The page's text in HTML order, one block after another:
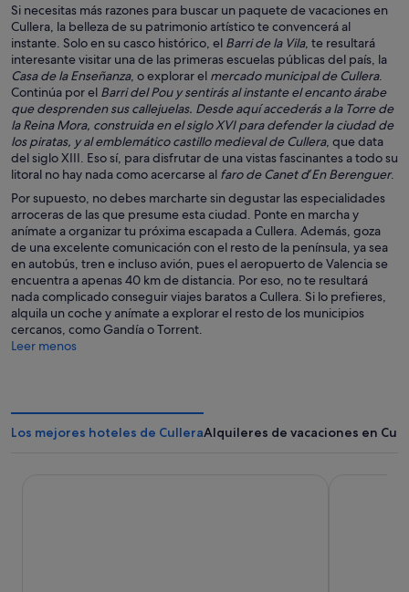
Si necesitas más razones para buscar un paquete de vacaciones en
Cullera, la belleza de su patrimonio artístico te convencerá al
instante. Solo en su casco histórico, el Barri de la Vila, te resultará
interesante visitar una de las primeras escuelas públicas del país, la
Casa de la Enseñanza, o explorar el mercado municipal de Cullera.
Continúa por el Barri del Pou y sentirás al instante el encanto árabe
que desprenden sus callejuelas. Desde aquí accederás a la Torre de
la Reina Mora, construida en el siglo XVI para defender la ciudad de
los piratas, y al emblemático castillo medieval de Cullera, que data
del siglo XIII. Eso sí, para disfrutar de una vistas fascinantes a todo su
litoral no hay nada como acercarse al faro de Canet d’En Berenguer.
Por supuesto, no debes marcharte sin degustar las especialidades
arroceras de las que presume esta ciudad. Ponte en marcha y
anímate a organizar tu próxima escapada a Cullera. Además, goza
de una excelente comunicación con el resto de la península, ya sea
en autobús, tren e incluso avión, pues el aeropuerto de Valencia se
encuentra a apenas 40 km de distancia. Por eso, no te resultará
nada complicado conseguir viajes baratos a Cullera. Si lo prefieres,
alquila un coche y anímate a explorar el resto de los municipios
cercanos, como Gandía o Torrent.
Leer menos
Los mejores hoteles de CulleraAlquileres de vacaciones en